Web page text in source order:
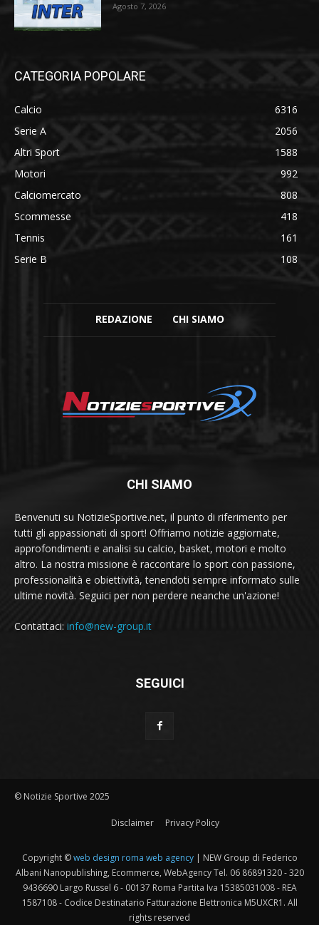
Agosto 7, 2026
CATEGORIA POPOLARE
Calcio
6316
Serie A
2056
Altri Sport
1588
Motori
992
Calciomercato
808
Scommesse
418
Tennis
161
Serie B
108
REDAZIONE CHI SIAMO
CHI SIAMO
Benvenuti su NotizieSportive.net, il punto di riferimento per
tutti gli appassionati di sport! Offriamo notizie aggiornate,
approfondimenti e analisi su calcio, basket, motori e molto
altro. La nostra missione è raccontare lo sport con passione,
professionalità e obiettività, tenendoti sempre informato sulle
ultime novità. Seguici per non perdere neanche un'azione!
Contattaci: info@new-group.it
SEGUICI
© Notizie Sportive 2025
Disclaimer Privacy Policy
Copyright ©web design roma web agency| NEW Group di Federico
Albani Nanopublishing, Ecommerce, WebAgency Tel. 06 86891320 - 320
9436690 Largo Russel 6 - 00137 Roma Partita Iva 15385031008 - REA
1587108 - Codice Destinatario Fatturazione Elettronica M5UXCR1. All
rights reserved